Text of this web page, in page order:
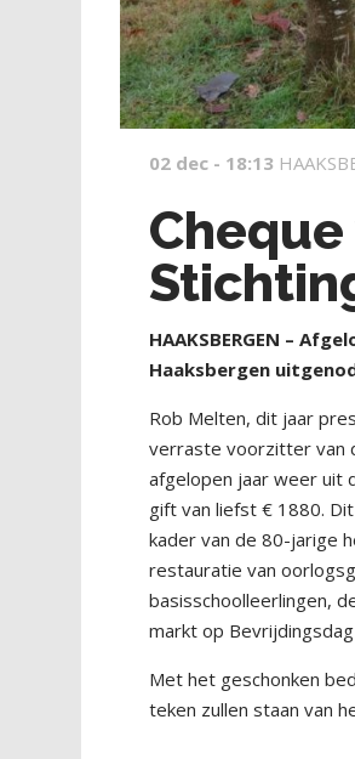
02 dec - 18:13
HAAKSBERGEN –
Haaksbergen
Rob Melten, dit jaar
verraste voorzitter van
afgelopen jaar weer uit
gift van liefst € 1880.
kader van de 80-jarige
restauratie van
basisschoolleerlingen,
markt op
Met het geschonken
teken zullen staan van